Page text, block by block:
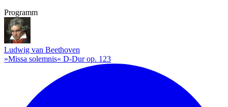
Programm
Ludwig van Beethoven
»Missa solemnis« D-Dur op. 123